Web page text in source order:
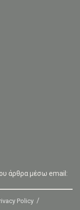
άρθρα μέσω email:
Policy